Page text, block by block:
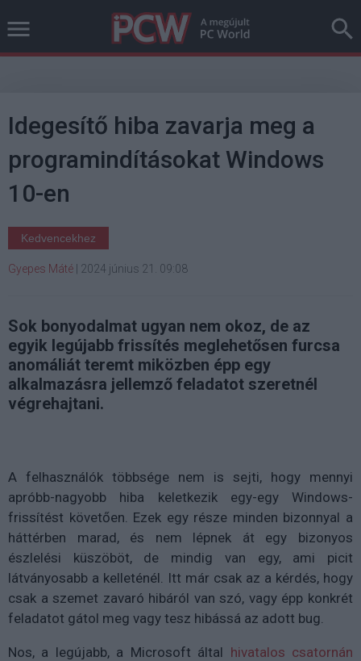
Idegesítő hiba zavarja meg a
programindításokat Windows
10-en
Kedvencekhez
Gyepes Máté 2024 június 21. 09:08
Sok bonyodalmat ugyan nem okoz, de az
egyik legújabb frissítés meglehetősen furcsa
anomáliát teremt miközben épp egy
alkalmazásra jellemző feladatot szeretnél
végrehajtani.
A felhasználók többsége nem is sejti, hogy mennyi
apróbb-nagyobb hiba keletkezik egy-egy Windows-
frissítést követően. Ezek egy része minden bizonnyal a
háttérben marad, és nem lépnek át egy bizonyos
észlelési küszöböt, de mindig van egy, ami picit
látványosabb a kelleténél. Itt már csak az a kérdés, hogy
csak a szemet zavaró hibáról van szó, vagy épp konkrét
feladatot gátol meg vagy tesz hibássá az adott bug.
Nos, a legújabb, a Microsoft által hivatalos csatornán